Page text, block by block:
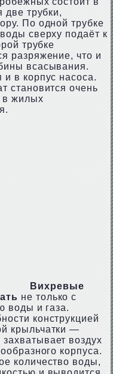
две трубки,
По одной трубке
сверху подаёт к
трубке
разряжение, что и
всасывания.
и в корпус насоса.
становится очень
в жилых
Вихревые
не только с
воды и газа.
конструкцией
крыльчатки —
воздух
корпуса.
количество воды,